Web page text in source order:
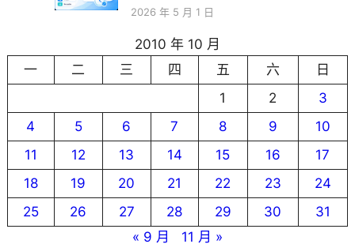
2026 年 5 月 1 日
2010 年 10 月
一
二 三 四 五 六
日
1
2
3
4
5 6 7 8 9
10
11
12 13 14 15 16
17
18
19 20 21 22 23
24
25
26 27 28 29 30
31
« 9 月
11 月 »